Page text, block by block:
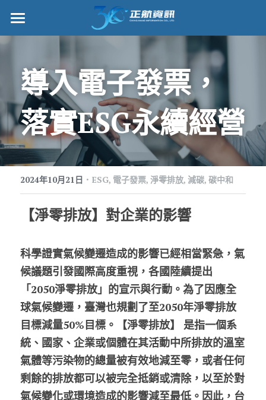
正航首頁
數位轉型
管理功能
標竿客戶
詢問/採購
客戶服務
正航願景
工作機會
股東專區
ESG永續經營
隱私權政策指南
聯絡正航
搜索
導入電子發票，
落實ESG永續經營
2024年10月21日 · ESG, 電子發票, 淨零排放, 減碳, 碳中和
【淨零排放】對企業的影響
科學證實氣候變遷造成的影響已經相當緊急，氣
候議題引發國際高度重視，各國陸續提出
「2050淨零排放」的宣示與行動。為了因應全
球氣候變遷，臺灣也規劃了至2050年淨零排放
目標減量50%目標。【淨零排放】 是指一個系
統、國家、企業或個體在其活動中所排放的溫室
氣體等污染物的總量被有效地減至零，或者任何
剩餘的排放都可以被完全抵銷或清除，以至於對
氣候變化或環境造成的影響減至最低。因此，台